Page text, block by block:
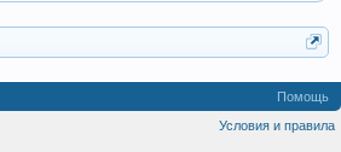
Помощь
Условия и правила